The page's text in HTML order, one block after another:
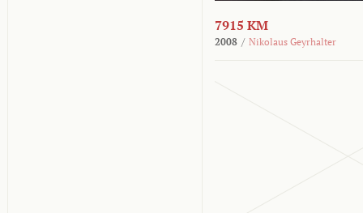
7915 KM
2008 / Nikolaus Geyrhalter